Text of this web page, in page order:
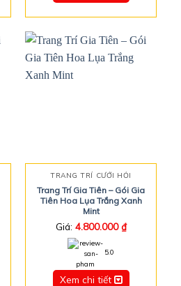
TRANG TRÍ CƯỚI HỎI
Trang Trí Gia Tiên – Gói Gia
Tiên Hoa Lụa Trắng Xanh
Mint
Giá: 4.800.000₫
5.0
Xem chi tiết